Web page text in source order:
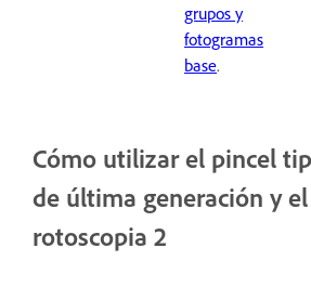
grupos y
fotogramas
base.
Cómo utilizar el pincel
de última generación y
rotoscopia 2